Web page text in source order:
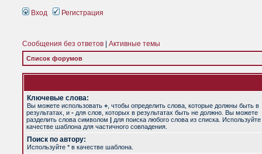
Вход Регистрация
Сообщения без ответов Активные темы
Список форумов
Ключевые слова:
Вы можете использовать + , чтобы определить слова, которые должны быть в
результатах, и - для слов, которых в результатах быть не должно. Вы можете
разделить слова символом | для поиска любого слова из списка. Используйте
качестве шаблона для частичного совпадения.
Поиск по автору:
Используйте * в качестве шаблона.